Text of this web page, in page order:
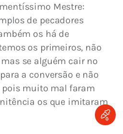
Mestre:
de pecadores
os há de
os primeiros, não
se alguém cair no
a conversão e não
pois muito mal faram
os que imitaram